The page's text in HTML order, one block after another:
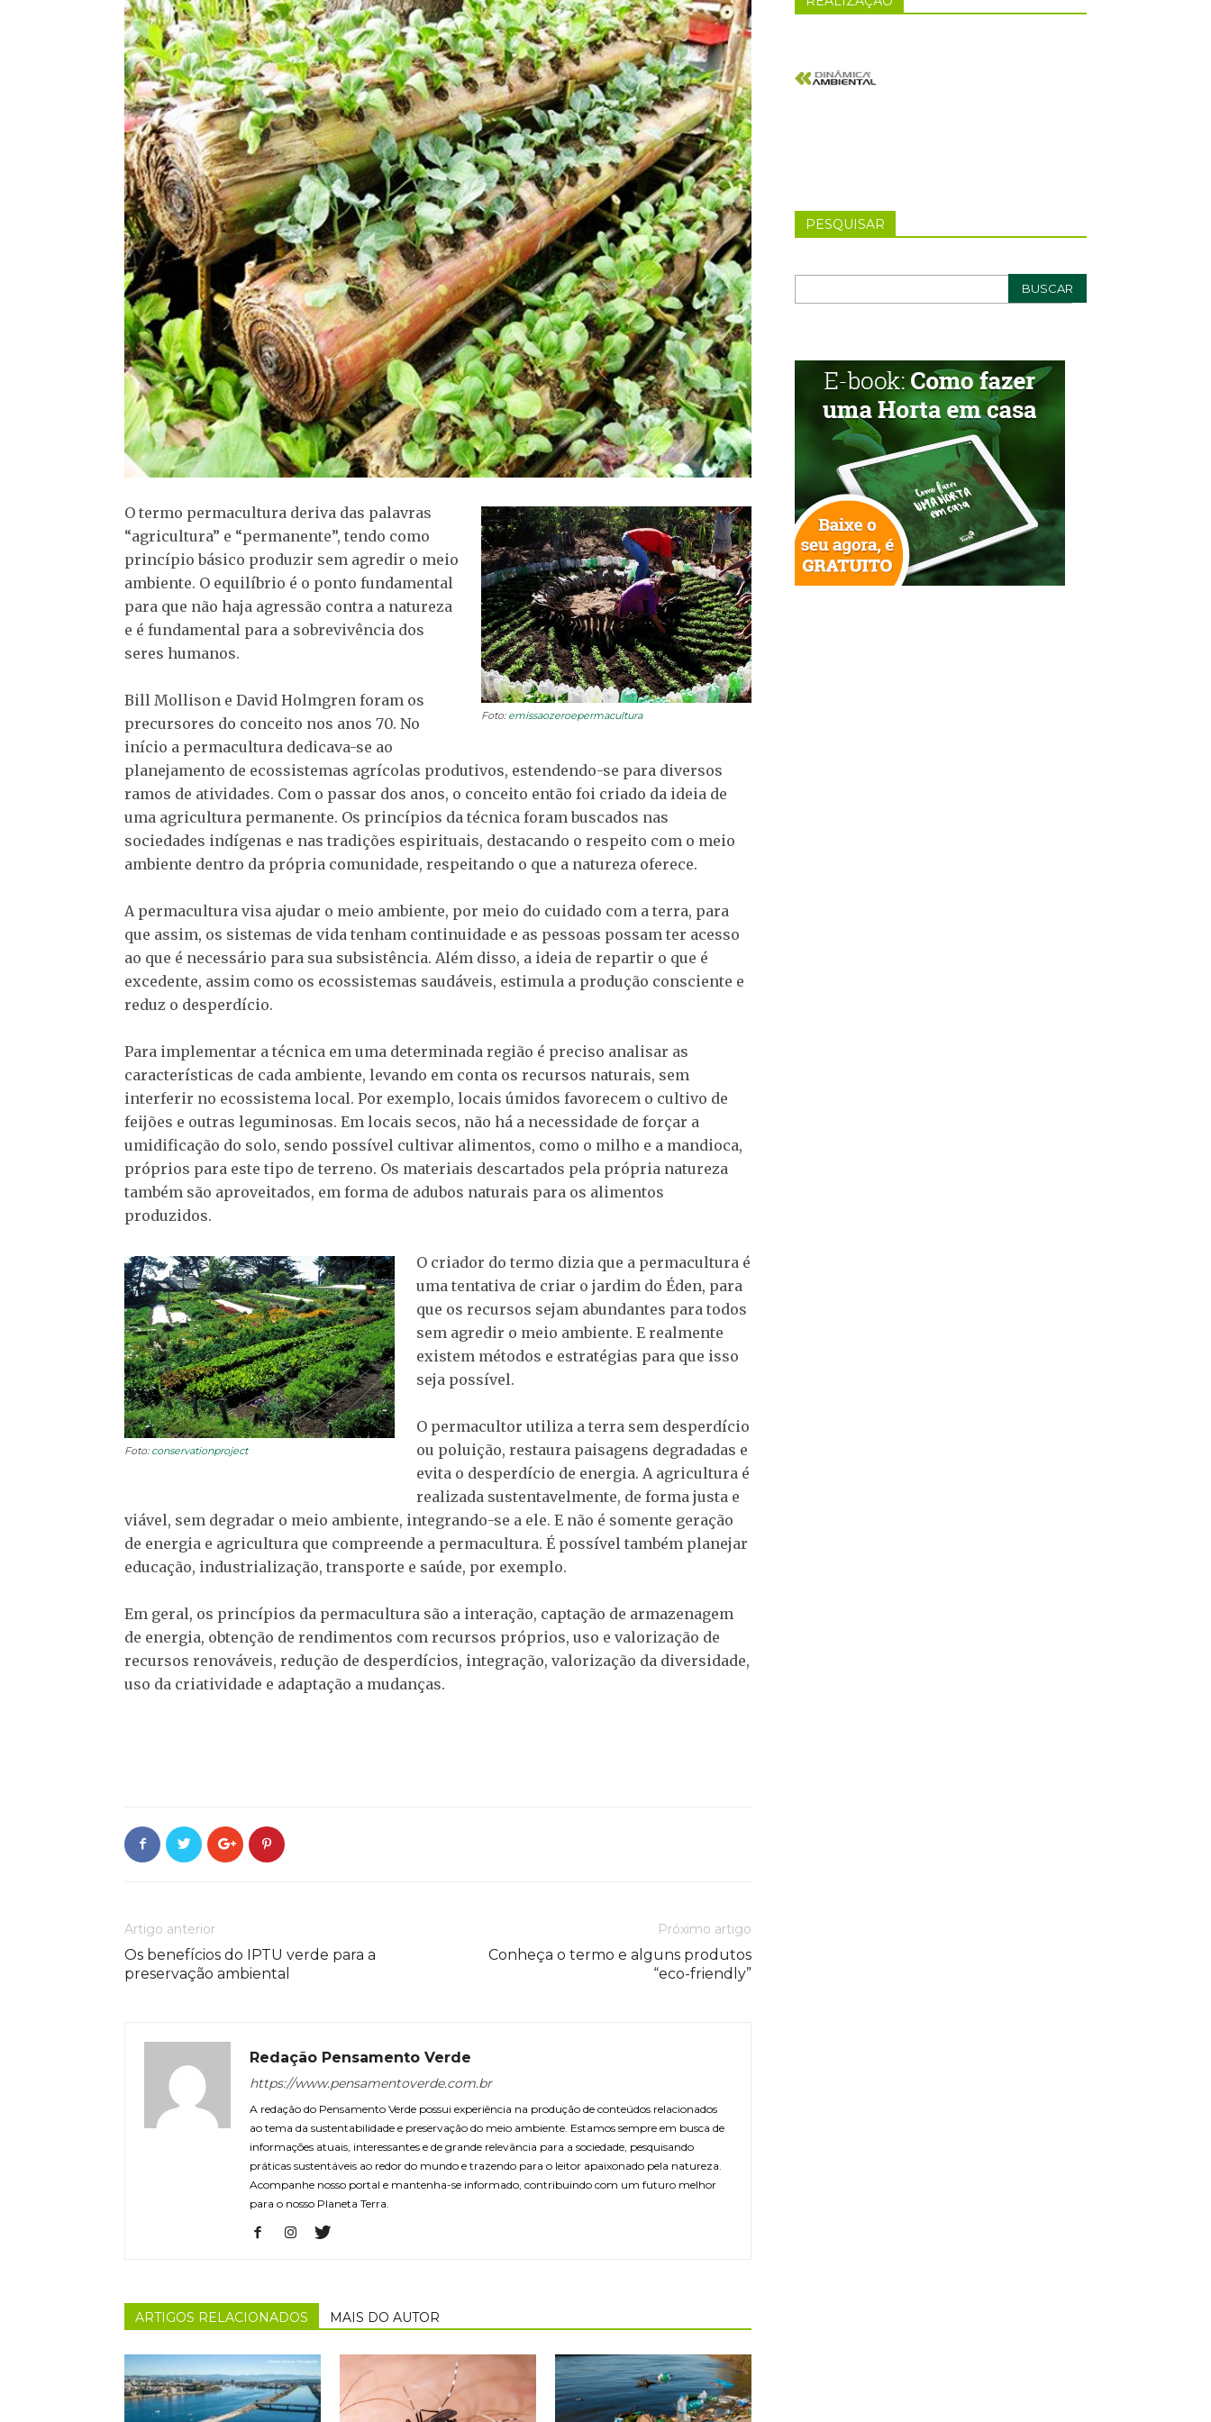
Foto: emissaozeroepermacultura
O termo permacultura deriva das palavras
“agricultura” e “permanente”, tendo como
princípio básico produzir sem agredir o meio
ambiente. O equilíbrio é o ponto fundamental
para que não haja agressão contra a natureza
e é fundamental para a sobrevivência dos
seres humanos.
Bill Mollison e David Holmgren foram os
precursores do conceito nos anos 70. No
início a permacultura dedicava-se ao
planejamento de ecossistemas agrícolas produtivos, estendendo-se para diversos
ramos de atividades. Com o passar dos anos, o conceito então foi criado da ideia de
uma agricultura permanente. Os princípios da técnica foram buscados nas
sociedades indígenas e nas tradições espirituais, destacando o respeito com o meio
ambiente dentro da própria comunidade, respeitando o que a natureza oferece.
A permacultura visa ajudar o meio ambiente, por meio do cuidado com a terra, para
que assim, os sistemas de vida tenham continuidade e as pessoas possam ter acesso
ao que é necessário para sua subsistência. Além disso, a ideia de repartir o que é
excedente, assim como os ecossistemas saudáveis, estimula a produção consciente e
reduz o desperdício.
Para implementar a técnica em uma determinada região é preciso analisar as
características de cada ambiente, levando em conta os recursos naturais, sem
interferir no ecossistema local. Por exemplo, locais úmidos favorecem o cultivo de
feijões e outras leguminosas. Em locais secos, não há a necessidade de forçar a
umidificação do solo, sendo possível cultivar alimentos, como o milho e a mandioca,
próprios para este tipo de terreno. Os materiais descartados pela própria natureza
também são aproveitados, em forma de adubos naturais para os alimentos
produzidos.
Foto: conservationproject
O criador do termo dizia que a permacultura é
uma tentativa de criar o jardim do Éden, para
que os recursos sejam abundantes para todos
sem agredir o meio ambiente. E realmente
existem métodos e estratégias para que isso
seja possível.
O permacultor utiliza a terra sem desperdício
ou poluição, restaura paisagens degradadas e
evita o desperdício de energia. A agricultura é
realizada sustentavelmente, de forma justa e
viável, sem degradar o meio ambiente, integrando-se a ele. E não é somente geração
de energia e agricultura que compreende a permacultura. É possível também planejar
educação, industrialização, transporte e saúde, por exemplo.
Em geral, os princípios da permacultura são a interação, captação de armazenagem
de energia, obtenção de rendimentos com recursos próprios, uso e valorização de
recursos renováveis, redução de desperdícios, integração, valorização da diversidade,
uso da criatividade e adaptação a mudanças.
Artigo anterior
Os benefícios do IPTU verde para a
preservação ambiental
Próximo artigo
Conheça o termo e alguns produtos
“eco-friendly”
Redação Pensamento Verde
https://www.pensamentoverde.com.br
A redação do Pensamento Verde possui experiência na produção de conteúdos relacionados
ao tema da sustentabilidade e preservação do meio ambiente. Estamos sempre em busca de
informações atuais, interessantes e de grande relevância para a sociedade, pesquisando
práticas sustentáveis ao redor do mundo e trazendo para o leitor apaixonado pela natureza.
Acompanhe nosso portal e mantenha-se informado, contribuindo com um futuro melhor
para o nosso Planeta Terra.
ARTIGOS RELACIONADOS MAIS DO AUTOR
PESQUISAR